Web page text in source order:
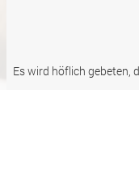
Es wird höflich gebeten,